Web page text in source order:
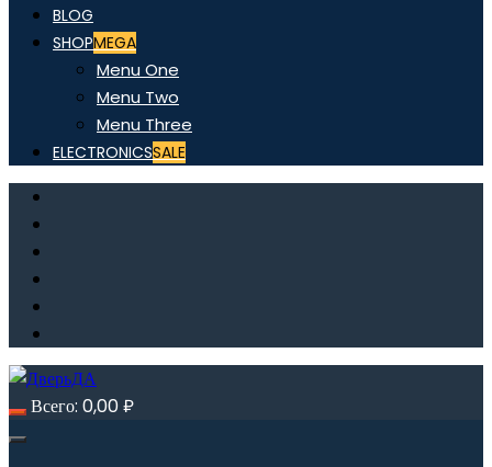
BLOG
SHOPMEGA
Menu One
Menu Two
Menu Three
ELECTRONICSSALE
Всего: 0,00₽